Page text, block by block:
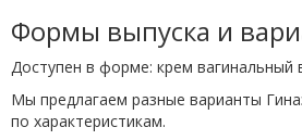
Формы выпуска и
Доступен в форме: крем вагинальный
Мы предлагаем разные варианты
по характеристикам.